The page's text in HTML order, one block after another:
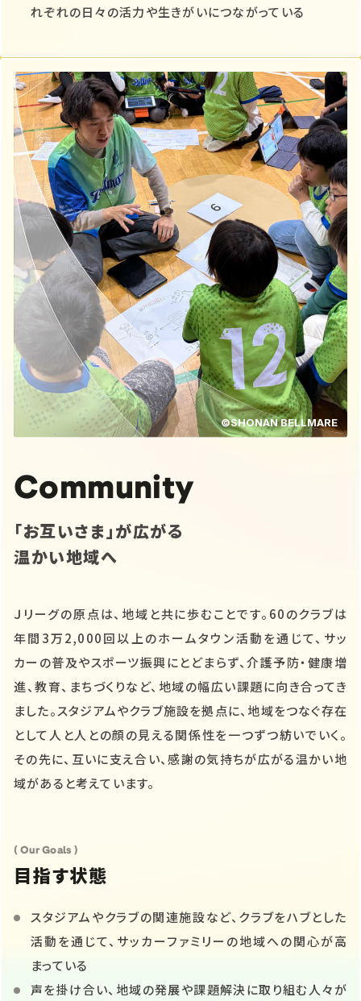
れぞれの日々の活力や生きがいにつながっている
©SHONAN BELLMARE
Community
「お互いさま」が広がる
温かい地域へ
Ｊリーグの原点は、地域と共に歩むことです。60のクラブは
年間3万2,000回以上のホームタウン活動を通じて、サッ
カーの普及やスポーツ振興にとどまらず、介護予防・健康増
進、教育、まちづくりなど、地域の幅広い課題に向き合ってき
ました。スタジアムやクラブ施設を拠点に、地域をつなぐ存在
として人と人との顔の見える関係性を一つずつ紡いでいく。
その先に、互いに支え合い、感謝の気持ちが広がる温かい地
域があると考えています。
( Our Goals )
目指す状態
スタジアムやクラブの関連施設など、クラブをハブとした
活動を通じて、サッカーファミリーの地域への関心が高
まっている
声を掛け合い、地域の発展や課題解決に取り組む人々が